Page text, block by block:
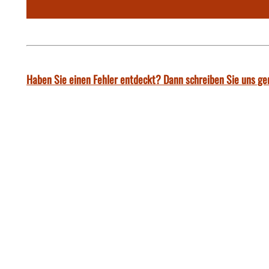
Haben Sie einen Fehler entdeckt? Dann schreiben Sie uns